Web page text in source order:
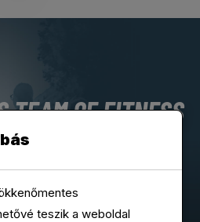
TEAM OF FITNESS
professionals.
teszik a weboldal